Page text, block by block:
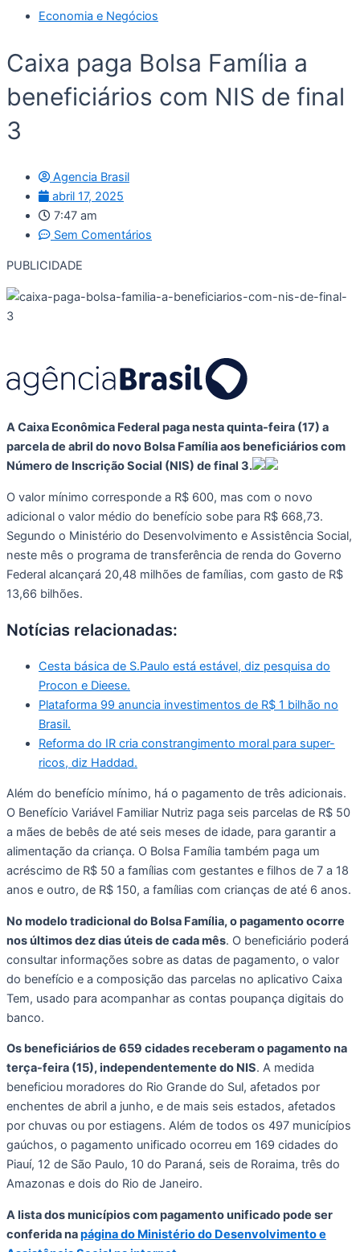
Economia e Negócios
Caixa paga Bolsa Família a
beneficiários com NIS de final
3
Agencia Brasil
abril 17, 2025
7:47 am
Sem Comentários
PUBLICIDADE
A Caixa Econômica Federal paga nesta quinta-feira (17) a
parcela de abril do novo Bolsa Família aos beneficiários com
Número de Inscrição Social (NIS) de final 3.
O valor mínimo corresponde a R$ 600, mas com o novo
adicional o valor médio do benefício sobe para R$ 668,73.
Segundo o Ministério do Desenvolvimento e Assistência Social,
neste mês o programa de transferência de renda do Governo
Federal alcançará 20,48 milhões de famílias, com gasto de R$
13,66 bilhões.
Notícias relacionadas:
Cesta básica de S.Paulo está estável, diz pesquisa do
Procon e Dieese.
Plataforma 99 anuncia investimentos de R$ 1 bilhão no
Brasil.
Reforma do IR cria constrangimento moral para super-
ricos, diz Haddad.
Além do benefício mínimo, há o pagamento de três adicionais.
O Benefício Variável Familiar Nutriz paga seis parcelas de R$ 50
a mães de bebês de até seis meses de idade, para garantir a
alimentação da criança. O Bolsa Família também paga um
acréscimo de R$ 50 a famílias com gestantes e filhos de 7 a 18
anos e outro, de R$ 150, a famílias com crianças de até 6 anos.
No modelo tradicional do Bolsa Família, o pagamento ocorre
nos últimos dez dias úteis de cada mês. O beneficiário poderá
consultar informações sobre as datas de pagamento, o valor
do benefício e a composição das parcelas no aplicativo Caixa
Tem, usado para acompanhar as contas poupança digitais do
banco.
Os beneficiários de 659 cidades receberam o pagamento na
terça-feira (15), independentemente do NIS. A medida
beneficiou moradores do Rio Grande do Sul, afetados por
enchentes de abril a junho, e de mais seis estados, afetados
por chuvas ou por estiagens. Além de todos os 497 municípios
gaúchos, o pagamento unificado ocorreu em 169 cidades do
Piauí, 12 de São Paulo, 10 do Paraná, seis de Roraima, três do
Amazonas e dois do Rio de Janeiro.
A lista dos municípios com pagamento unificado pode ser
conferida napágina do Ministério do Desenvolvimento e